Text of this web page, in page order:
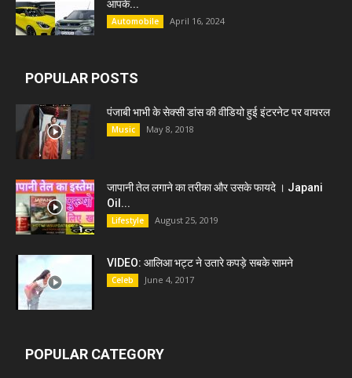
आपके...
Automobile April 16, 2024
POPULAR POSTS
पंजाबी भाभी के सेक्सी डांस की वीडियो हुई इंटरनेट पर वायरल
Music May 8, 2018
जापानी तेल लगाने का तरीका और उसके फायदे । Japani
Oil...
Lifestyle August 25, 2019
VIDEO: आलिआ भट्ट ने उतारे कपड़े सबके सामने
Celeb June 4, 2017
POPULAR CATEGORY